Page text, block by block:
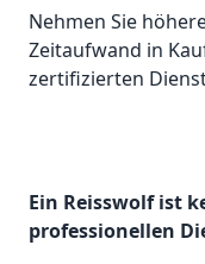
Nehmen Sie
Zeitaufwand in
zertifizierten
Ein Reisswolf ist
professionellen